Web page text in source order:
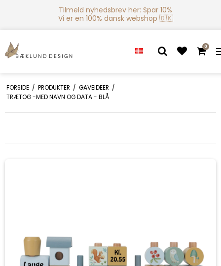
Tilmeld nyhedsbrev her: Spar 10%
Vi er en 100% dansk webshop 🇩🇰
0
FORSIDE / PRODUKTER / GAVEIDEER /
TRÆTOG -MED NAVN OG DATA - BLÅ